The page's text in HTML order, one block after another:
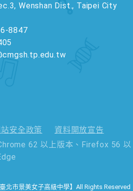
Wenshan Dist., Taipei City
8847
安全政策
資料開放宣告
62 以上版本、Firefox 56 以
北市景美女子高級中學】All Rights Reserved